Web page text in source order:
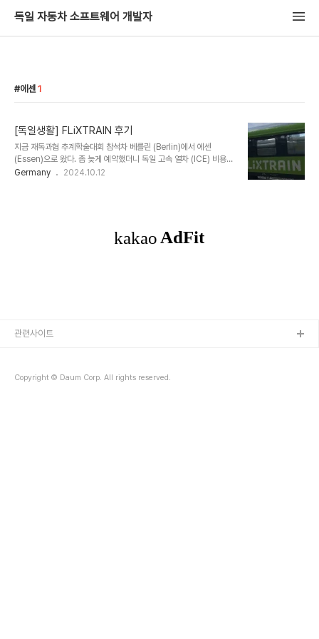
독일 자동차 소프트웨어 개발자
에센 1
[독일생활] FLiXTRAIN 후기
지금 재독과협 추계학술대회 참석차 베를린 (Berlin)에서 에센
(Essen)으로 왔다. 좀 늦게 예약했더니 독일 고속 열차 (ICE) 비용이
비싸서 알아보던 중 FLiX에서 운영하는 FLiXTRAIN가 있다는 것
음으로 타보게 되었다. 열차는 지연없이 베를린에서 탔고 도착시간도
거의 정확하게 4시간정도 걸린다고 한 것을 지켰다. ICE를 탔을 때와
Germany 2024.10.12
Copyright © Daum Corp. All rights reserved.
관련사이트